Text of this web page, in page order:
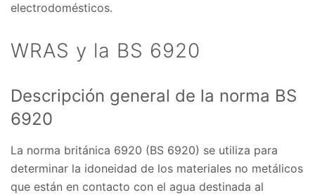
electrodomésticos.
WRAS y la BS 6920
Descripción general de la norma BS
6920
La norma británica 6920 (BS 6920) se utiliza para
determinar la idoneidad de los materiales no metálicos
que están en contacto con el agua destinada al